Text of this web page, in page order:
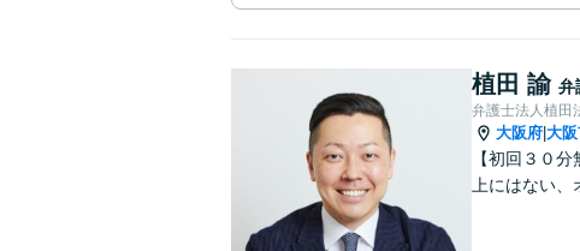
植田 諭 弁
弁護士法人植田
大阪府 大
【初回３０
上にはない